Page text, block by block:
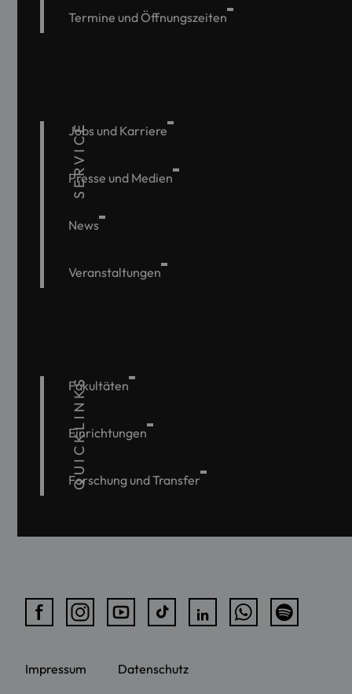
Termine und Öffnungszeiten
SERVICE
Jobs und Karriere
Presse und Medien
News
Veranstaltungen
QUICKLINKS
Fakultäten
Einrichtungen
Forschung und Transfer
Impressum Datenschutz